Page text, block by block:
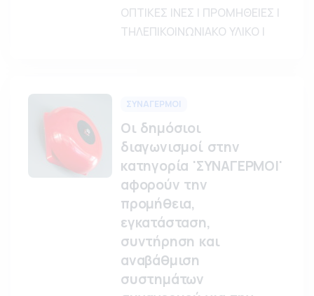
ΟΠΤΙΚΕΣ ΙΝΕΣ | ΠΡΟΜΗΘΕΙΕΣ |
ΤΗΛΕΠΙΚΟΙΝΩΝΙΑΚΟ ΥΛΙΚΟ |
ΣΥΝΑΓΕΡΜΟΙ
Οι δημόσιοι
διαγωνισμοί στην
κατηγορία 'ΣΥΝΑΓΕΡΜΟΙ'
αφορούν την
προμήθεια,
εγκατάσταση,
συντήρηση και
αναβάθμιση
συστημάτων